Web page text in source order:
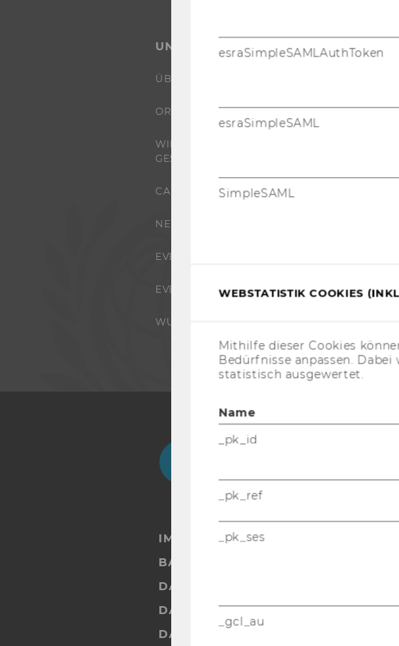
UNIVERSITÄT
ÜBER DIE WU
ORGANISATION
WIRTSCHAFT UND
GESELLSCHAFT
CAMPUS
NEWS
EVENTS ARCHIV
EVENTS
WU FOUNDATION
FacebookInstagram
IMPRESSUM
BARRIEREFREIHEITSERKLÄRUNG
DATENSCHUTZERKLÄRUNG
DATENSCHUTZERKLÄRUNG SOCIAL
DATENSCHUTZERKLÄRUNG
esraSimpleSAMLAuthToken
esraSimpleSAML
SimpleSAML
WEBSTATISTIK COOKIES
Mithilfe dieser Cookies
Bedürfnisse anpassen.
statistisch ausgewertet.
Name
_pk_id
_pk_ref
_pk_ses
_gcl_au